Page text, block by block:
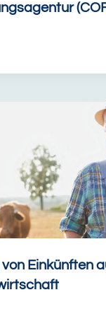
Einkünften